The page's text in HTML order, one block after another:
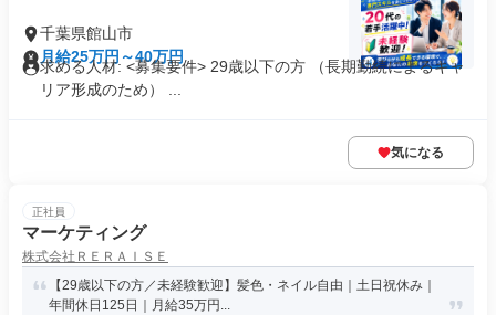
千葉県館山市
月給25万円～40万円
求める人材: <募集要件> 29歳以下の方 （長期勤続によるキャ
リア形成のため） ...
気になる
正社員
マーケティング
株式会社ＲＥＲＡＩＳＥ
【29歳以下の方／未経験歓迎】髪色・ネイル自由｜土日祝休み｜
年間休日125日｜月給35万円...